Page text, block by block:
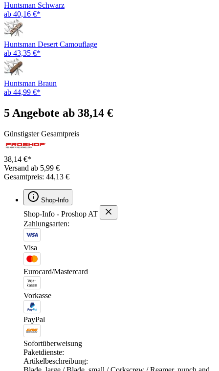
Huntsman Schwarz
ab 40,16 €*
Huntsman Desert Camouflage
ab 43,35 €*
Huntsman Braun
ab 44,99 €*
5 Angebote ab 38,14 €
Günstigster Gesamtpreis
38,14 €*
Versand ab 5,99 €
Gesamtpreis: 44,13 €
Shop-Info
Shop-Info - Proshop AT
Zahlungsarten:
Visa
Eurocard/Mastercard
Vorkasse
PayPal
Sofortüberweisung
Paketdienste:
Artikelbeschreibung: